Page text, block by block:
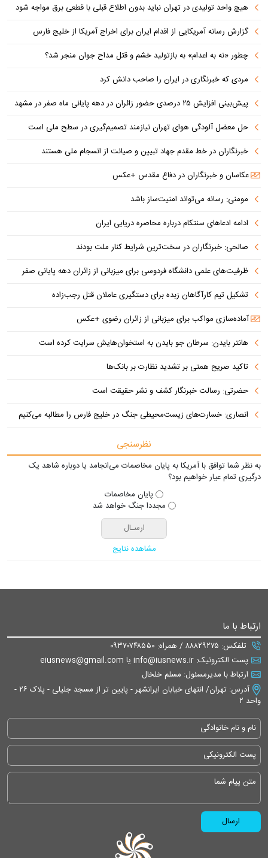
هیچ واحد تولیدی در تهران نباید بدون اطلاع قبلی با قطعی برق مواجه شود
گزارش رسانه آمریکایی از اقدام ایران برای اخراج آمریکا از خلیج فارس
چطور «نه به اعدام» به بازتولید خشم و قتل مداح جوان منجر شد؟
مردی که خبرنگاری در ایران را صاحب دانش کرد
پیش‌بینی افزایش ۲۵ درصدی حضور زائران در دهه پایانی ماه صفر در مشهد
حل معضل آلودگی هوای تهران نیازمند تصمیم‌گیری در سطح ملی است
خبرنگاران در خط مقدم جهاد تبیین و صیانت از انسجام ملی هستند
عکاسان و خبرنگاران در دفاع مقدس +عکس
مومنی: رسانه می‌تواند امنیت‌ساز باشد
ادامه ادعاهای سنتکام درباره محاصره دریایی ایران
صالحی: خبرنگاران در سخت‌ترین شرایط کنار ملت بودند
ظرفیت‌های علمی دانشگاه فردوسی برای میزبانی از زائران دهه پایانی صفر
تشکیل تیم کارآگاهان زبده برای دستگیری عاملان قتل رجب‌زاده
آماده‌سازی مواکب برای میزبانی از زائران رضوی +عکس
هانتر بایدن: سرطان جو بایدن به استخوان‌هایش سرایت کرده است
تاکید صریح همتی بر تشدید نظارت بر بانک‌ها
حضرتی: رسالت خبرنگار کشف و نشر حقیقت است
انصاری: خسارت‌های زیست‌محیطی جنگ در خلیج فارس را مطالبه‌ می‌کنیم
نظرسنجی
به نظر شما توافق با آمریکا به پایان مخاصمات می‌انجامد یا دوباره شاهد یک
درگیری تمام عیار خواهیم بود؟
پایان مخاصمات
مجددا جنگ خواهد شد
مشاهده نتایج
ارتباط با ما
تلفکس: ۸۸۸۲۹۲۷۵ / همراه: ۰۹۳۷۰۷۴۸۵۵۰
پست الکترونیک: info@iusnews.ir یا eiusnews@gmail.com
ارتباط با مدیرمسئول: مسلم خلخال
آدرس: تهران/ انتهای خیابان ایرانشهر - پایین تر از مسجد جلیلی - پلاک ۲۶ -
واحد ۲